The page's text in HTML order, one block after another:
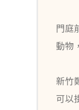
門庭
動物
新竹
可以